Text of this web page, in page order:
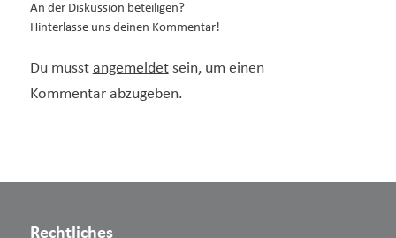
An der Diskussion beteiligen?
Hinterlasse uns deinen Kommentar!
Du musst angemeldetsein, um einen
Kommentar abzugeben.
Rechtliches